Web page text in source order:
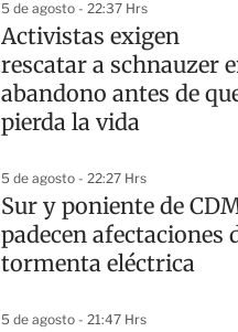
5 de agosto - 22:37 Hrs
Activistas exigen
rescatar a schnauzer
abandono antes de
pierda la vida
5 de agosto - 22:27 Hrs
Sur y poniente de
padecen afectaciones
tormenta eléctrica
5 de agosto - 21:47 Hrs